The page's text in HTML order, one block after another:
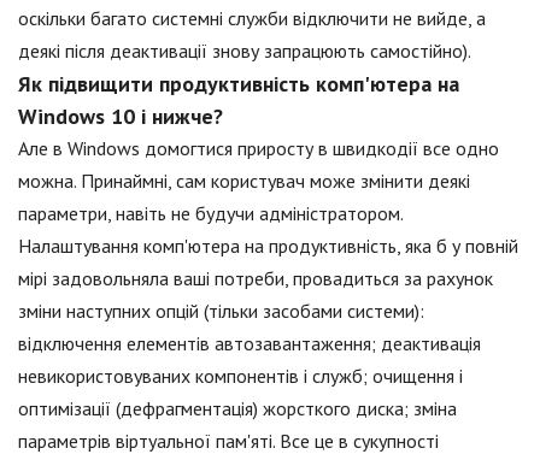
оскільки багато системні служби відключити не вийде, а
деякі після деактивації знову запрацюють самостійно).
Як підвищити продуктивність комп'ютера на
Windows 10 і нижче?
Але в Windows домогтися приросту в швидкодії все одно
можна. Принаймні, сам користувач може змінити деякі
параметри, навіть не будучи адміністратором.
Налаштування комп'ютера на продуктивність, яка б у повній
мірі задовольняла ваші потреби, провадиться за рахунок
зміни наступних опцій (тільки засобами системи):
відключення елементів автозавантаження; деактивація
невикористовуваних компонентів і служб; очищення і
оптимізації (дефрагментація) жорсткого диска; зміна
параметрів віртуальної пам'яті. Все це в сукупності